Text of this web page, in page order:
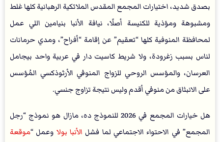
بصدق شديد، اختيارات المجمع المقدس الملائكية الرهبانية كلها غلط
ومشبوهة ومؤذية للكنيسة أصلًا، نيافة الأنبا بنيامين اللي عمل
لمحافظة المنوفية كلها “تعقيم” عن إقامة “أفراح”، ومدي حرمانات
لناس بسبب زغرودة، ولا شريط كاسيت دار في عربية واحد بيجامل
العرسان، والمؤسس الروحي للزواج المنوفي الأرثوذكسي المُؤسس
على الانبثاق من منوفي أقدم وليس نتيجة تزاوج جنسي.
هل خيارات المجمع في 2026 للنموذج ده، مازال هو نموذج “رجل
المجمع” في الاحتواء الاجتماعي لما فشل الأنبا بولا وعمل “موقعة